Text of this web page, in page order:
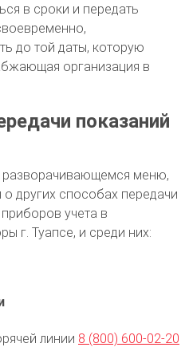
в сроки и передать
до той даты, которую
организация в
показаний
разворачивающемся меню,
других способах передачи
учета в
г. Туапсе, и среди них:
линии 8 (800) 600-02-20